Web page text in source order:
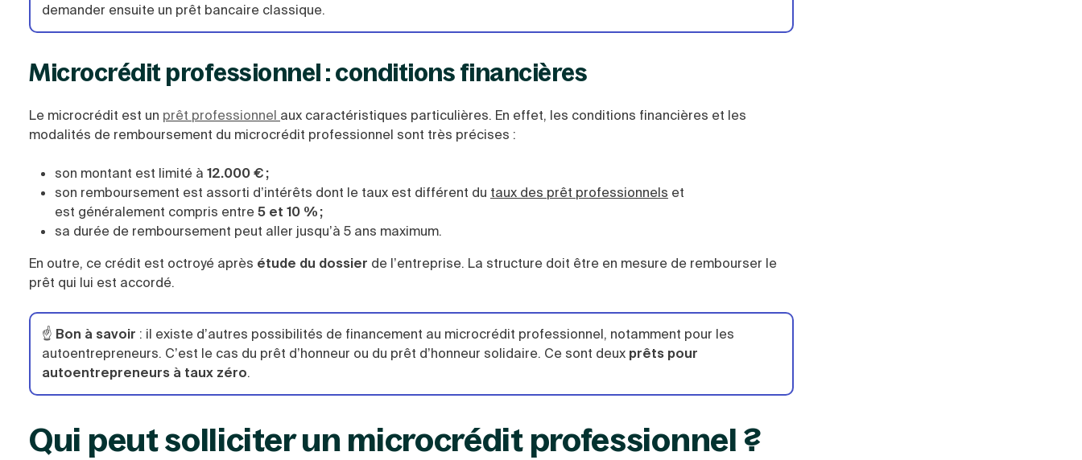
demander ensuite un prêt bancaire classique.
Microcrédit professionnel : conditions financières
Le microcrédit est un prêt professionnel aux caractéristiques particulières. En effet, les conditions financières et les
modalités de remboursement du microcrédit professionnel sont très précises :
son montant est limité à 12.000 € ;
son remboursement est assorti d’intérêts dont le taux est différent du taux des prêt professionnels et
est généralement compris entre5 et 10 % ;
sa durée de remboursement peut aller jusqu’à 5 ans maximum.
En outre, ce crédit est octroyé après étude du dossier de l’entreprise. La structure doit être en mesure de rembourser le
prêt qui lui est accordé.
☝️ Bon à savoir : il existe d’autres possibilités de financement au microcrédit professionnel, notamment pour les
autoentrepreneurs. C’est le cas du prêt d’honneur ou du prêt d’honneur solidaire. Ce sont deux prêts pour
autoentrepreneurs à taux zéro.
Qui peut solliciter un microcrédit professionnel ?